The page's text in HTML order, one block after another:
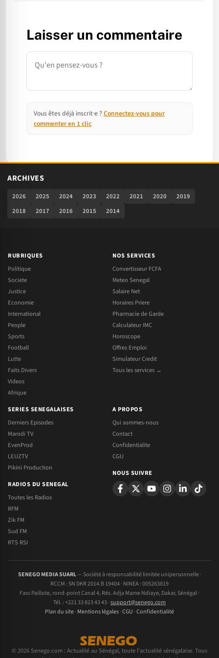
Laisser un commentaire
Commentaire
Vous êtes déjà inscrit·e ? Connectez-vous pour
commenter en 1 clic
ARCHIVES
2026 2025 2024 2023 2022 2021 2020
2019
2018
2017 2016 2015 2014
RUBRIQUES
Politique
Societe
Justice
Economie
International
People
Sports
Football
Lutte
Faits Divers
Videos
Afrique
NOS SERVICES
Convertisseur FCFA
Meteo Senegal
Salaire Net
Horaires Priere
Pharmacie de Garde
Calculateur IMC
Horoscope
Offres Emploi
Simulateur Credit
Tous les services →
SERIES SENEGALAISES
Derniers Episodes
Marodi TV
EvenProd
LEUZTV
Pikini Production
RADIOS DU SENEGAL
Toutes les Radios
RFM
Zik FM
Sud FM
RTS RSI
A PROPOS
Qui sommes-nous
Contact
Confidentialite
CGU
NOUS SUIVRE
SENEGO MEDIA SUARL— Société à responsabilité limitée unipersonnelle ·
RCCM : SN DKR 2014.B 19404 · NINEA : 005263819
Fass Paillote, rond-point Canal 4, Rés. Adja Mame Ndiaye, Dakar, Sénégal ·
Tél. : +221 33 823 43 43 ·support@senego.com
Plan du site· Mentions légales·CGU ·Confidentialité
© 2026 Senego.com : Actualité au Sénégal, toute l'actualité sénégalaise. Tous